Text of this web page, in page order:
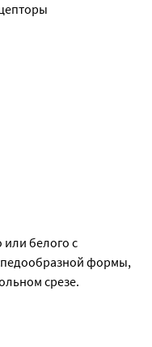
белого с
формы,
срезе.